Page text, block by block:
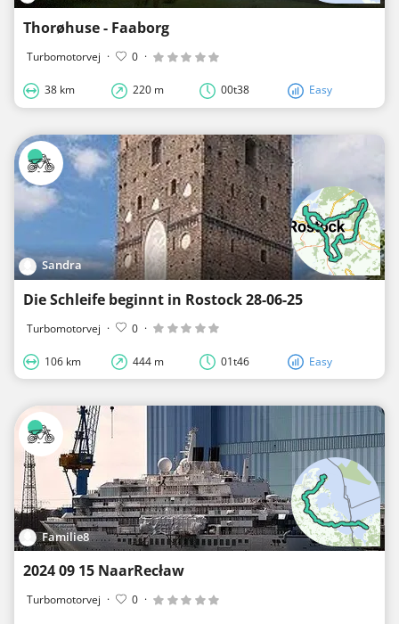
Thorøhuse - Faaborg
Turbomotorvej · 0 ·
38 km 220 m 00t38 Easy
Sandra
Die Schleife beginnt in Rostock 28-06-25
Turbomotorvej · 0 ·
106 km 444 m 01t46 Easy
Familie8
2024 09 15 NaarRecław
Turbomotorvej · 0 ·